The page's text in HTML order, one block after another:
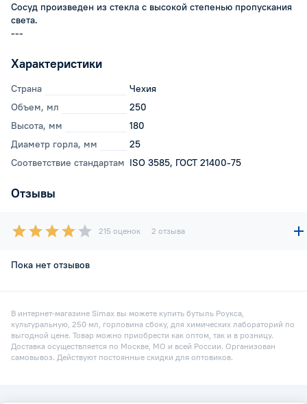
Сосуд произведен из стекла с высокой степенью пропускания
света.
---
Характеристики
Страна
Чехия
Объем, мл
250
Высота, мм
180
Диаметр горла, мм
25
Соответствие стандартам ISO 3585, ГОСТ 21400-75
Отзывы
215 оценок 2 отзыва
Пока нет отзывов
В интернет-магазине Simax вы можете купить бутыль Роукса,
культуральную, 250 мл, горловина сбоку, для химических лабораторий по
выгодной цене. Товар можно приобрести как оптом, так и в розницу.
Доставка осуществляется по Москве, МО и всей России. Организован
самовывоз. Действуют постоянные скидки для оптовиков.